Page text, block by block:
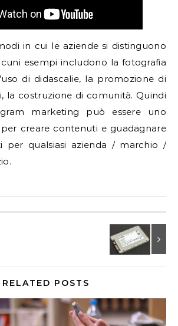
in cui le aziende si distinguono
esempi includono la fotografia
di didascalie, la promozione di
la costruzione di comunità. Quindi
marketing può essere uno
creare contenuti e guadagnare
per qualsiasi azienda / marchio /
RELATED POSTS